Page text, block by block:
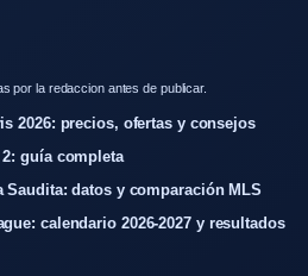
por la redaccion antes de publicar.
2026: precios, ofertas y consejos
guía completa
datos y comparación MLS
calendario 2026-2027 y resultados